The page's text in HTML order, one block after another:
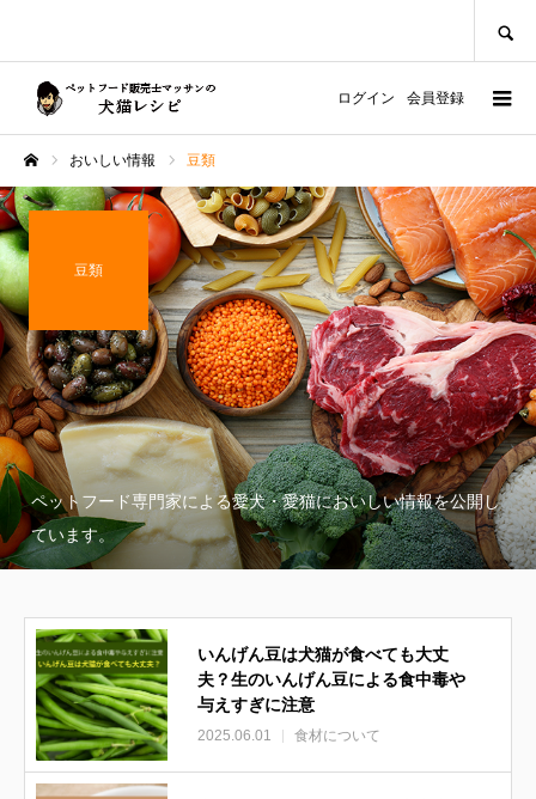
ログイン 会員登録
おいしい情報 豆類
豆類
ペットフード専門家による愛犬・愛猫においしい情報を公開し
ています。
いんげん豆は犬猫が食べても大丈
夫？生のいんげん豆による食中毒や
与えすぎに注意
2025.06.01 食材について